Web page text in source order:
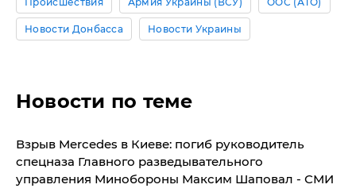
Новости Донбасса Новости Украины
Новости по теме
​Взрыв Mercedes в Киеве: погиб руководитель
спецназа Главного разведывательного
управления Минобороны Максим Шаповал - СМИ